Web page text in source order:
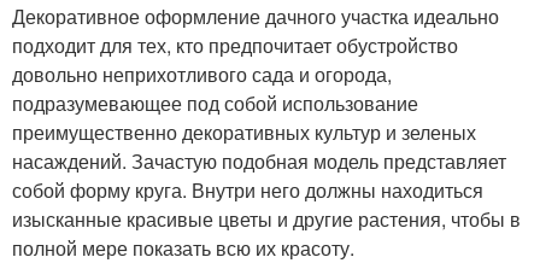
Декоративное оформление дачного участка идеально
подходит для тех, кто предпочитает обустройство
довольно неприхотливого сада и огорода,
подразумевающее под собой использование
преимущественно декоративных культур и зеленых
насаждений. Зачастую подобная модель представляет
собой форму круга. Внутри него должны находиться
изысканные красивые цветы и другие растения, чтобы в
полной мере показать всю их красоту.